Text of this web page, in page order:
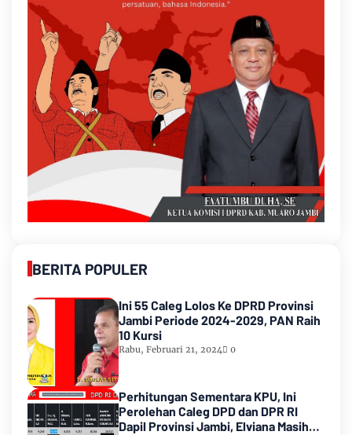
BERITA POPULER
Ini 55 Caleg Lolos Ke DPRD Provinsi
Jambi Periode 2024-2029, PAN Raih
10 Kursi
Rabu, Februari 21, 2024 0
Perhitungan Sementara KPU, Ini
Perolehan Caleg DPD dan DPR RI
Dapil Provinsi Jambi, Elviana Masih